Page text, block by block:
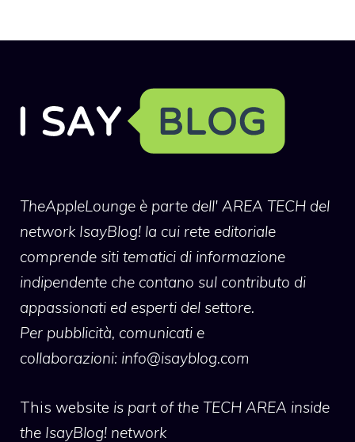
TheAppleLounge è parte dell' AREA TECH del
network IsayBlog! la cui rete editoriale
comprende siti tematici di informazione
indipendente che contano sul contributo di
appassionati ed esperti del settore.
Per pubblicità, comunicati e
collaborazioni: info@isayblog.com
This website is part of the TECH AREA inside
the IsayBlog! network